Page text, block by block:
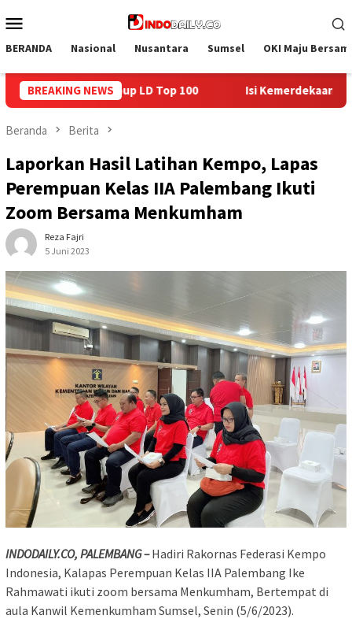
ke
Mobile
BERANDA Nasional Nusantara Sumsel OKI Maju
BREAKING NEWS
Isi Kemerdekaan dengan Kepedulian, Lapas Sekayu
Beranda Berita
Laporkan Hasil Latihan Kempo, Lapas
Perempuan Kelas IIA Palembang Ikuti
Zoom Bersama Menkumham
Reza Fajri
5 Juni 2023
INDODAILY.CO, PALEMBANG – Hadiri Rakornas Federasi Kempo
Indonesia, Kalapas Perempuan Kelas IIA Palembang Ike
Rahmawati ikuti zoom bersama Menkumham, Bertempat di
aula Kanwil Kemenkumham Sumsel, Senin (5/6/2023).